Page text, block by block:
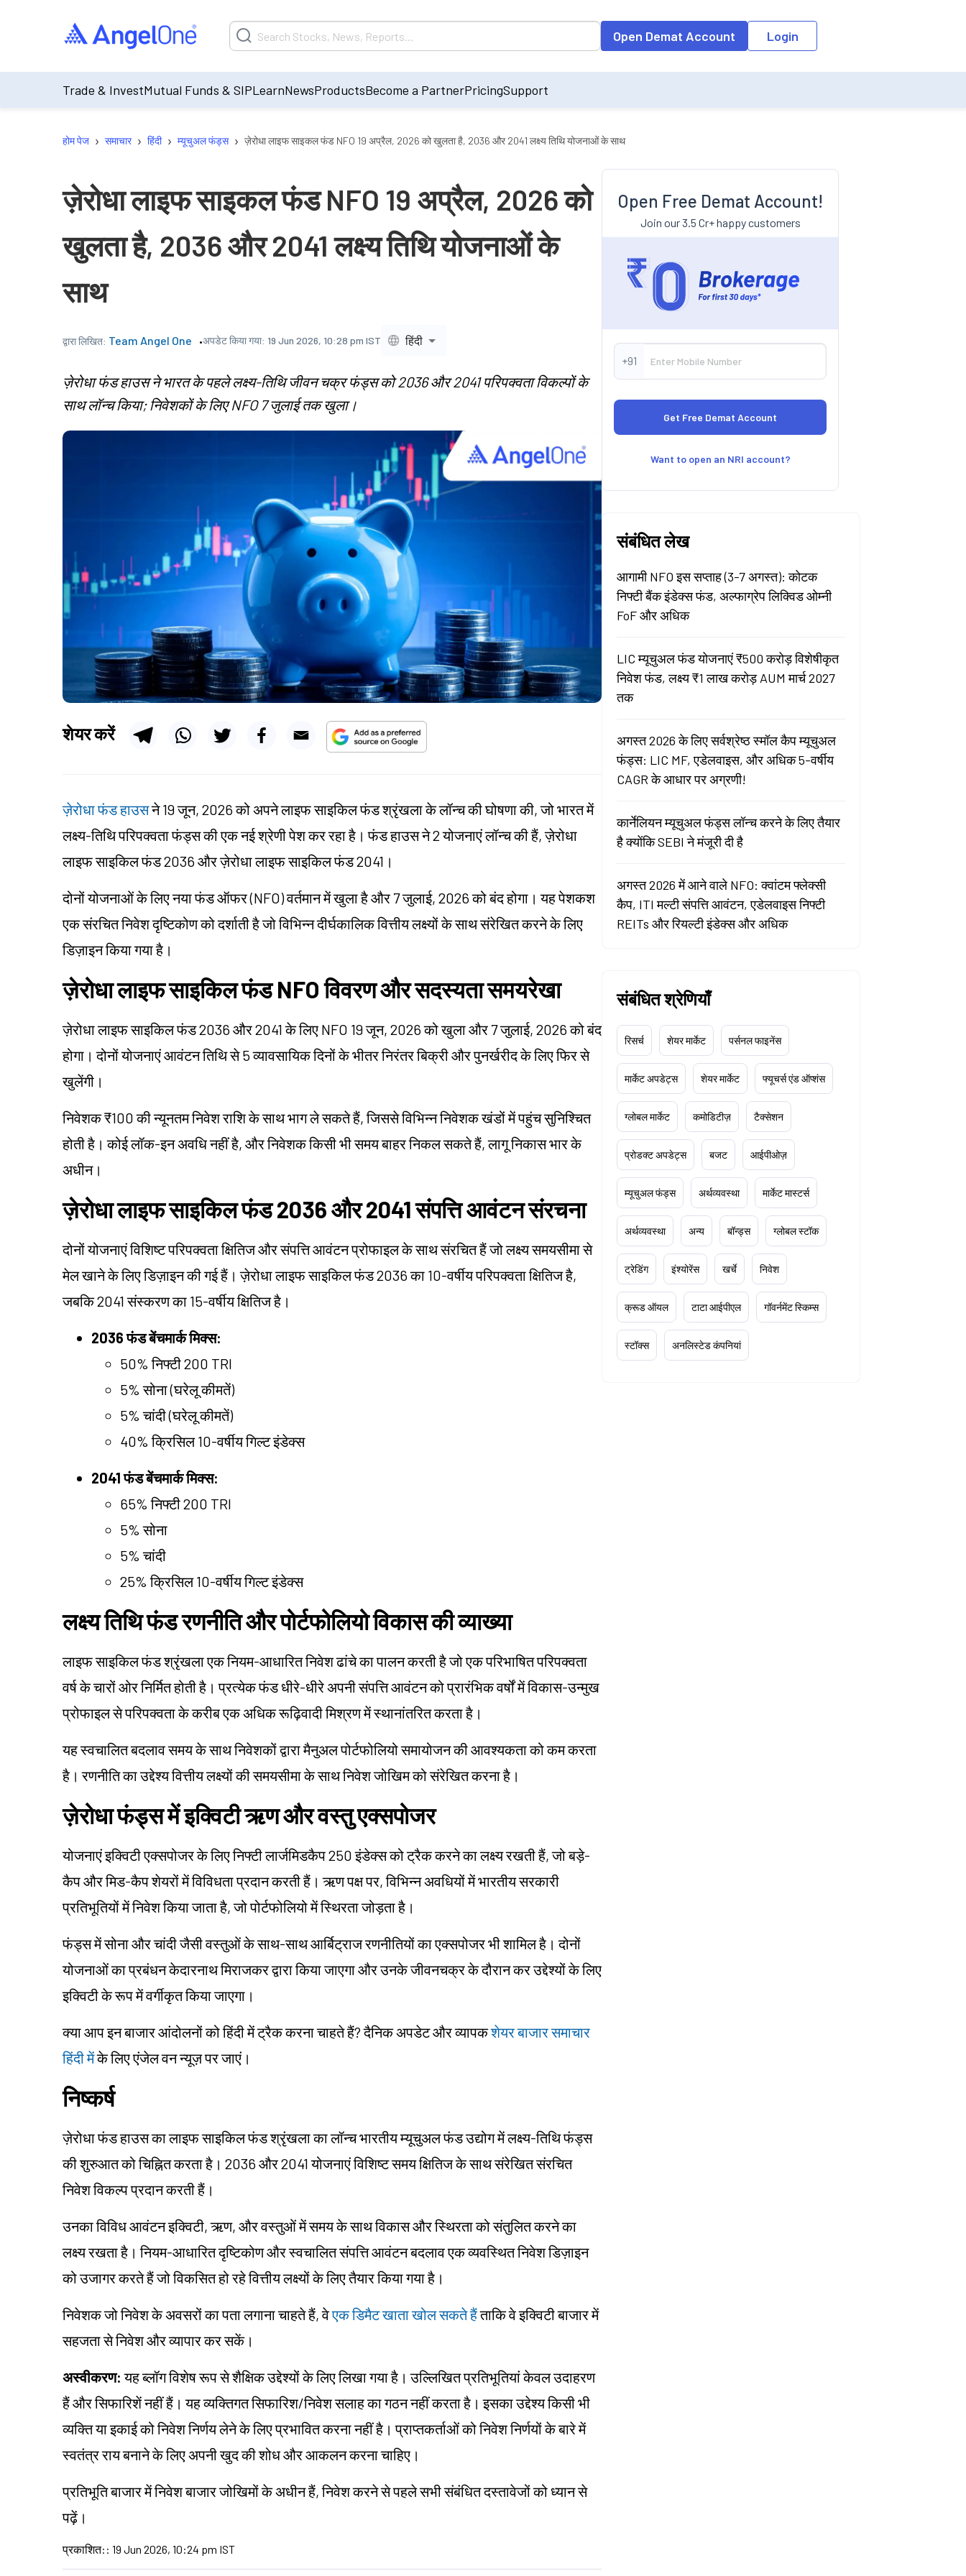
Open Demat Account Login
Trade & InvestMutual Funds & SIPLearnNewsProductsBecome a PartnerPricingSupport
होम पेज › समाचार › हिंदी › म्यूचुअल फंड्स › ज़ेरोधा लाइफ साइकल फंड NFO 19 अप्रैल, 2026 को खुलता है, 2036 और 2041 लक्ष्य तिथि योजनाओं के साथ
ज़ेरोधा लाइफ साइकल फंड NFO 19 अप्रैल, 2026 को
खुलता है, 2036 और 2041 लक्ष्य तिथि योजनाओं के
साथ
द्वारा लिखित: Team Angel One अपडेट किया गया: 19 Jun 2026, 10:28 pm IST हिंदी
ज़ेरोधा फंड हाउस ने भारत के पहले लक्ष्य-तिथि जीवन चक्र फंड्स को 2036 और 2041 परिपक्वता विकल्पों के
साथ लॉन्च किया; निवेशकों के लिए NFO 7 जुलाई तक खुला।
शेयर करें
ज़ेरोधा फंड हाउसने 19 जून, 2026 को अपने लाइफ साइकिल फंड श्रृंखला के लॉन्च की घोषणा की, जो भारत में
लक्ष्य-तिथि परिपक्वता फंड्स की एक नई श्रेणी पेश कर रहा है। फंड हाउस ने 2 योजनाएं लॉन्च की हैं, ज़ेरोधा
लाइफ साइकिल फंड 2036 और ज़ेरोधा लाइफ साइकिल फंड 2041।
दोनों योजनाओं के लिए नया फंड ऑफर (NFO) वर्तमान में खुला है और 7 जुलाई, 2026 को बंद होगा। यह पेशकश
एक संरचित निवेश दृष्टिकोण को दर्शाती है जो विभिन्न दीर्घकालिक वित्तीय लक्ष्यों के साथ संरेखित करने के लिए
डिज़ाइन किया गया है।
ज़ेरोधा लाइफ साइकिल फंड NFO विवरण और सदस्यता समयरेखा
ज़ेरोधा लाइफ साइकिल फंड 2036 और 2041 के लिए NFO 19 जून, 2026 को खुला और 7 जुलाई, 2026 को बंद
होगा। दोनों योजनाएं आवंटन तिथि से 5 व्यावसायिक दिनों के भीतर निरंतर बिक्री और पुनर्खरीद के लिए फिर से
खुलेंगी।
निवेशक ₹100 की न्यूनतम निवेश राशि के साथ भाग ले सकते हैं, जिससे विभिन्न निवेशक खंडों में पहुंच सुनिश्चित
होती है। कोई लॉक-इन अवधि नहीं है, और निवेशक किसी भी समय बाहर निकल सकते हैं, लागू निकास भार के
अधीन।
ज़ेरोधा लाइफ साइकिल फंड 2036 और 2041 संपत्ति आवंटन संरचना
दोनों योजनाएं विशिष्ट परिपक्वता क्षितिज और संपत्ति आवंटन प्रोफाइल के साथ संरचित हैं जो लक्ष्य समयसीमा से
मेल खाने के लिए डिज़ाइन की गई हैं। ज़ेरोधा लाइफ साइकिल फंड 2036 का 10-वर्षीय परिपक्वता क्षितिज है,
जबकि 2041 संस्करण का 15-वर्षीय क्षितिज है।
2036 फंड बेंचमार्क मिक्स:
50% निफ्टी 200 TRI
5% सोना (घरेलू कीमतें)
5% चांदी (घरेलू कीमतें)
40% क्रिसिल 10-वर्षीय गिल्ट इंडेक्स
2041 फंड बेंचमार्क मिक्स:
65% निफ्टी 200 TRI
5% सोना
5% चांदी
25% क्रिसिल 10-वर्षीय गिल्ट इंडेक्स
लक्ष्य तिथि फंड रणनीति और पोर्टफोलियो विकास की व्याख्या
लाइफ साइकिल फंड श्रृंखला एक नियम-आधारित निवेश ढांचे का पालन करती है जो एक परिभाषित परिपक्वता
वर्ष के चारों ओर निर्मित होती है। प्रत्येक फंड धीरे-धीरे अपनी संपत्ति आवंटन को प्रारंभिक वर्षों में विकास-उन्मुख
प्रोफाइल से परिपक्वता के करीब एक अधिक रूढ़िवादी मिश्रण में स्थानांतरित करता है।
यह स्वचालित बदलाव समय के साथ निवेशकों द्वारा मैनुअल पोर्टफोलियो समायोजन की आवश्यकता को कम करता
है। रणनीति का उद्देश्य वित्तीय लक्ष्यों की समयसीमा के साथ निवेश जोखिम को संरेखित करना है।
ज़ेरोधा फंड्स में इक्विटी ऋण और वस्तु एक्सपोजर
योजनाएं इक्विटी एक्सपोजर के लिए निफ्टी लार्जमिडकैप 250 इंडेक्स को ट्रैक करने का लक्ष्य रखती हैं, जो बड़े-
कैप और मिड-कैप शेयरों में विविधता प्रदान करती हैं। ऋण पक्ष पर, विभिन्न अवधियों में भारतीय सरकारी
प्रतिभूतियों में निवेश किया जाता है, जो पोर्टफोलियो में स्थिरता जोड़ता है।
फंड्स में सोना और चांदी जैसी वस्तुओं के साथ-साथ आर्बिट्राज रणनीतियों का एक्सपोजर भी शामिल है। दोनों
योजनाओं का प्रबंधन केदारनाथ मिराजकर द्वारा किया जाएगा और उनके जीवनचक्र के दौरान कर उद्देश्यों के लिए
इक्विटी के रूप में वर्गीकृत किया जाएगा।
क्या आप इन बाजार आंदोलनों को हिंदी में ट्रैक करना चाहते हैं? दैनिक अपडेट और व्यापकशेयर बाजार समाचार
हिंदी मेंके लिए एंजेल वन न्यूज़ पर जाएं।
निष्कर्ष
ज़ेरोधा फंड हाउस का लाइफ साइकिल फंड श्रृंखला का लॉन्च भारतीय म्यूचुअल फंड उद्योग में लक्ष्य-तिथि फंड्स
की शुरुआत को चिह्नित करता है। 2036 और 2041 योजनाएं विशिष्ट समय क्षितिज के साथ संरेखित संरचित
निवेश विकल्प प्रदान करती हैं।
उनका विविध आवंटन इक्विटी, ऋण, और वस्तुओं में समय के साथ विकास और स्थिरता को संतुलित करने का
लक्ष्य रखता है। नियम-आधारित दृष्टिकोण और स्वचालित संपत्ति आवंटन बदलाव एक व्यवस्थित निवेश डिज़ाइन
को उजागर करते हैं जो विकसित हो रहे वित्तीय लक्ष्यों के लिए तैयार किया गया है।
निवेशक जो निवेश के अवसरों का पता लगाना चाहते हैं, वेएक डिमैट खाता खोल सकते हैंताकि वे इक्विटी बाजार में
सहजता से निवेश और व्यापार कर सकें।
अस्वीकरण: यह ब्लॉग विशेष रूप से शैक्षिक उद्देश्यों के लिए लिखा गया है। उल्लिखित प्रतिभूतियां केवल उदाहरण
हैं और सिफारिशें नहीं हैं। यह व्यक्तिगत सिफारिश/निवेश सलाह का गठन नहीं करता है। इसका उद्देश्य किसी भी
व्यक्ति या इकाई को निवेश निर्णय लेने के लिए प्रभावित करना नहीं है। प्राप्तकर्ताओं को निवेश निर्णयों के बारे में
स्वतंत्र राय बनाने के लिए अपनी खुद की शोध और आकलन करना चाहिए।
प्रतिभूति बाजार में निवेश बाजार जोखिमों के अधीन हैं, निवेश करने से पहले सभी संबंधित दस्तावेजों को ध्यान से
पढ़ें।
प्रकाशित: : 19 Jun 2026, 10:24 pm IST
Open Free Demat Account!
Join our 3.5 Cr+ happy customers
+91
Want to open an NRI account?
संबंधित लेख
आगामी NFO इस सप्ताह (3-7 अगस्त): कोटक
निफ्टी बैंक इंडेक्स फंड, अल्फाग्रेप लिक्विड ओम्नी
FoF और अधिक
LIC म्यूचुअल फंड योजनाएं ₹500 करोड़ विशेषीकृत
निवेश फंड, लक्ष्य ₹1 लाख करोड़ AUM मार्च 2027
तक
अगस्त 2026 के लिए सर्वश्रेष्ठ स्मॉल कैप म्यूचुअल
फंड्स: LIC MF, एडेलवाइस, और अधिक 5-वर्षीय
CAGR के आधार पर अग्रणी!
कार्नेलियन म्यूचुअल फंड्स लॉन्च करने के लिए तैयार
है क्योंकि SEBI ने मंजूरी दी है
अगस्त 2026 में आने वाले NFO: क्वांटम फ्लेक्सी
कैप, ITI मल्टी संपत्ति आवंटन, एडेलवाइस निफ्टी
REITs और रियल्टी इंडेक्स और अधिक
संबंधित श्रेणियाँ
रिसर्च शेयर मार्केट पर्सनल फाइनेंस
मार्केट अपडेट्स शेयर मार्केट फ्यूचर्स एंड ऑप्शंस
ग्लोबल मार्केट कमोडिटीज़ टैक्सेशन
प्रोडक्ट अपडेट्स बजट आईपीओज़
म्यूचुअल फंड्स अर्थव्यवस्था मार्केट मास्टर्स
अर्थव्यवस्था अन्य बॉन्ड्स ग्लोबल स्टॉक
ट्रेडिंग इंश्योरेंस खर्चे निवेश
क्रूड ऑयल टाटा आईपीएल गॉवर्नमेंट स्किम्स
स्टॉक्स अनलिस्टेड कंपनियां